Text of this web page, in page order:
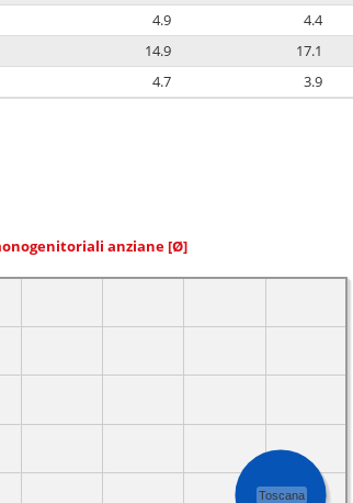
4.9 4.4
14.9 17.1
4.7 3.9
anziane [Ø]
Toscana